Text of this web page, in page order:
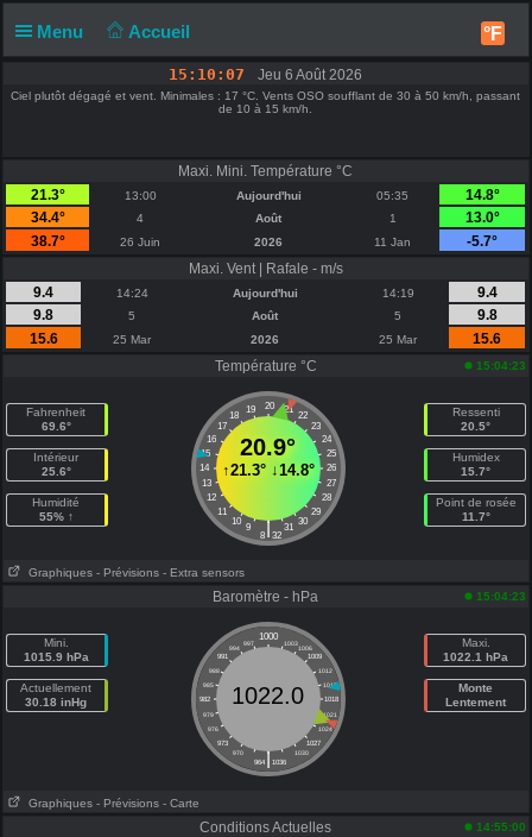
Menu Accueil °F
15:10:07 Jeu 6 Août 2026
Ciel plutôt dégagé et vent. Minimales : 17 °C. Vents OSO soufflant de 30 à 50 km/h, passant
de 10 à 15 km/h.
Maxi. Mini. Température °C
21.3°
13:00 Aujourd'hui 05:35
14.8°
34.4°
4 Août 1
13.0°
38.7°
26 Juin 2026 11 Jan
-5.7°
Maxi. Vent | Rafale - m/s
9.4
14:24 Aujourd'hui 14:19
9.4
9.8
5 Août 5
9.8
15.6
25 Mar 2026 25 Mar
15.6
Température °C
15:04:23
Fahrenheit
69.6°
Intérieur
25.6°
Humidité
55% ↑
20
19 21
18
22
17
23
16
24
15
25
14
26
13
27
12
28
11
29
10
30
9 31
|
8 32
20.9°
↑21.3°↓14.8°
Ressenti
20.5°
Humidex
15.7°
Point de rosée
11.7°
Graphiques - Prévisions - Extra sensors
Baromètre - hPa 15:04:23
Mini.
1015.9 hPa
Actuellement
30.18 inHg
1000
997 1003
994
1006
991
1009
988
1012
985
1015
982
1018
979
1021
976
1024
973
1027
970
1030
|
964 1036
1022.0
Maxi.
1022.1 hPa
Monte
Lentement
Graphiques - Prévisions - Carte
Conditions Actuelles 14:55:00